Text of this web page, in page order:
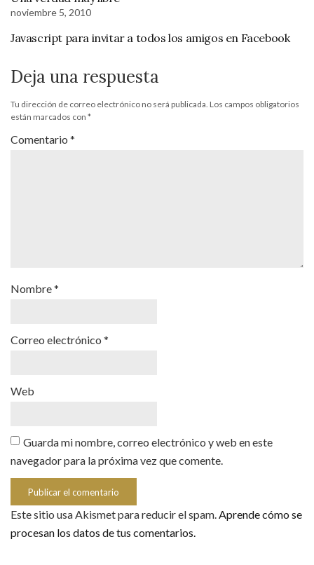
noviembre 5, 2010
Javascript para invitar a todos los amigos en Facebook
Deja una respuesta
Tu dirección de correo electrónico no será publicada. Los campos obligatorios
están marcados con *
Comentario *
Nombre*
Correo electrónico *
Web
Guarda mi nombre, correo electrónico y web en este
navegador para la próxima vez que comente.
Este sitio usa Akismet para reducir el spam.Aprende cómo se
procesan los datos de tus comentarios.